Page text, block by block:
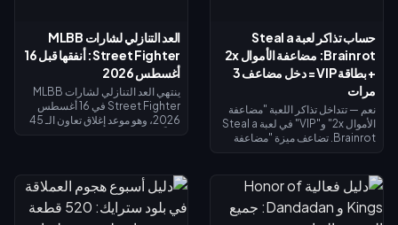
حساب تذاكر لعبة Steal a
Brainrot: مضاعفة الأموال 2x
+ بطاقة VIP = دخل مضاعف 3
مرات
نعم — تتداخل تذاكر اللعبة "مضاعفة
الأموال 2x" و"VIP" في لعبة Steal a
Brainrot. تضاعف ميزة "مضاعفة
لتعطيك بالضبط 3 أضعاف الدخل
الأساسي - وليس 4 أضعاف. تبلغ
تكلفة مضاعفة الأموال 2x نحو 119
العد التنازلي لشارات MLBB
Street Fighter: أنفقها قبل 16
أغسطس 2026
ينتهي العد التنازلي لشارات MLBB
Street Fighter في 16 أغسطس
2026، وهو موعد إغلاق تعاون الـ 45
الحدث، لذا احرص على استبدال كل
شيء الآن: تكلفة أزياء التقاطع
الرئيسية 1,200 شارة، والأزياء